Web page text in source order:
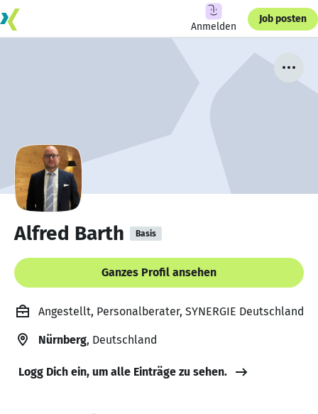
Anmelden
Job posten
Alfred Barth Basis
Ganzes Profil ansehen
Angestellt, Personalberater, SYNERGIE Deutschland
Nürnberg, Deutschland
Logg Dich ein, um alle Einträge zu sehen.